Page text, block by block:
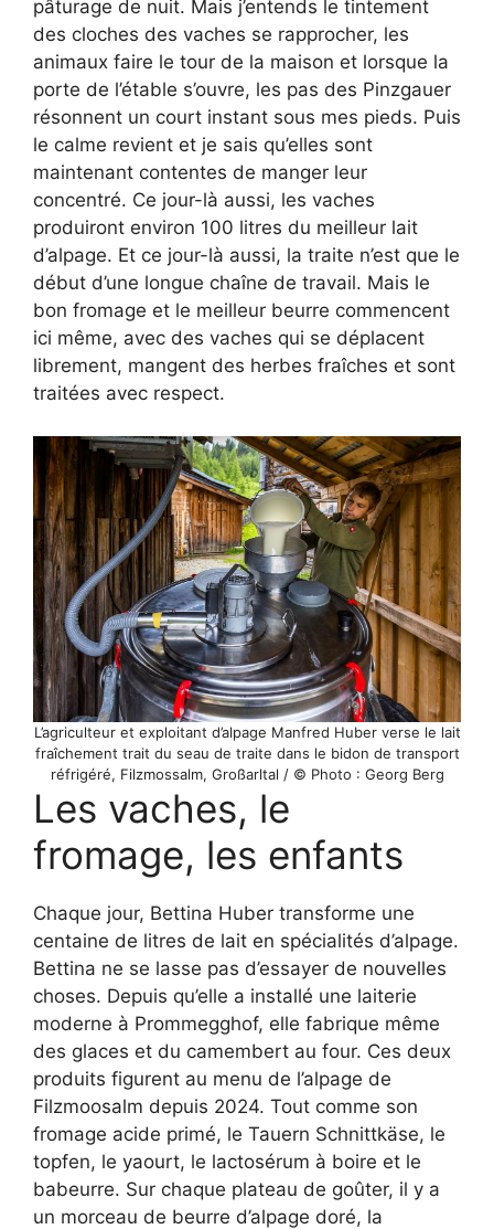
pâturage de nuit. Mais j’entends le tintement
des cloches des vaches se rapprocher, les
animaux faire le tour de la maison et lorsque la
porte de l’étable s’ouvre, les pas des Pinzgauer
résonnent un court instant sous mes pieds. Puis
le calme revient et je sais qu’elles sont
maintenant contentes de manger leur
concentré. Ce jour-là aussi, les vaches
produiront environ 100 litres du meilleur lait
d’alpage. Et ce jour-là aussi, la traite n’est que le
début d’une longue chaîne de travail. Mais le
bon fromage et le meilleur beurre commencent
ici même, avec des vaches qui se déplacent
librement, mangent des herbes fraîches et sont
traitées avec respect.
L’agriculteur et exploitant d’alpage Manfred Huber verse le lait
fraîchement trait du seau de traite dans le bidon de transport
réfrigéré, Filzmossalm, Großarltal / © Photo : Georg Berg
Les vaches, le
fromage, les enfants
Chaque jour, Bettina Huber transforme une
centaine de litres de lait en spécialités d’alpage.
Bettina ne se lasse pas d’essayer de nouvelles
choses. Depuis qu’elle a installé une laiterie
moderne à Prommegghof, elle fabrique même
des glaces et du camembert au four. Ces deux
produits figurent au menu de l’alpage de
Filzmoosalm depuis 2024. Tout comme son
fromage acide primé, le Tauern Schnittkäse, le
topfen, le yaourt, le lactosérum à boire et le
babeurre. Sur chaque plateau de goûter, il y a
un morceau de beurre d’alpage doré, la